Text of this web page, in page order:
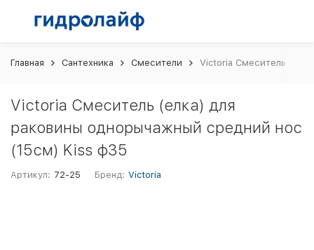
Главная Сантехника Смесители Victoria Смеситель
Victoria Смеситель (елка) для
раковины однорычажный средний нос
(15см) Kiss ф35
Артикул: 72-25 Бренд: Victoria